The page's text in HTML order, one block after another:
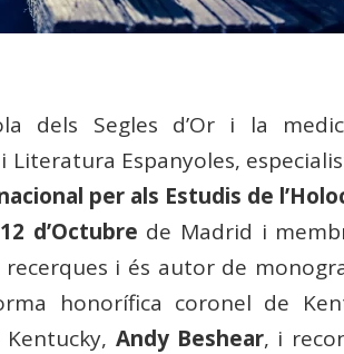
dels Segles d’Or i la
Espanyoles,
per als Estudis de
d’Octubre de Madrid i
i és autor de
honorífica coronel de
Andy Beshear, i